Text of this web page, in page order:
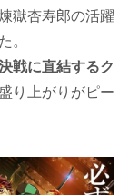
獄杏寿郎の活躍
。
戦に直結するク
り上がりがピー